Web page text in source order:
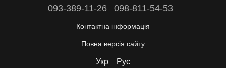
093-389-11-26 098-811-54-53
Контактна інформація
Повна версія сайту
Укр Рус